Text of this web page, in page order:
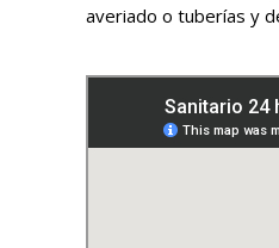
averiado o tuberías y